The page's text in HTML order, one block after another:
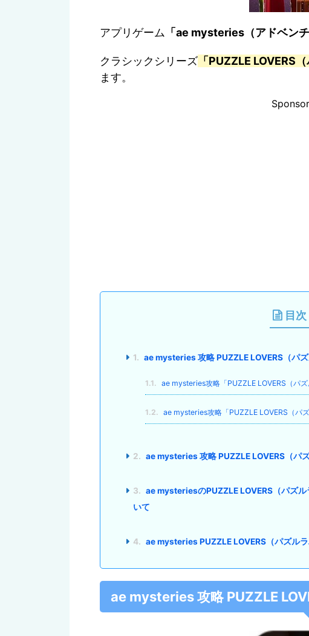
アプリゲーム 「ae mysteries（アドベン
クラシックシリーズ 「PUZZLE LOVERS
ます。
目次
1. ae mysteries 攻略 PUZZLE LOVERS（パ
1.1. ae mysteries攻略「PUZZLE LOVERS（パ
1.2. ae mysteries攻略「PUZZLE LOVERS（パ
2. ae mysteries 攻略 PUZZLE LOVERS（パ
3. ae mysteriesのPUZZLE LOVERS（パズ
いて
4. ae mysteries PUZZLE LOVERS（パズル
ae mysteries 攻略 PUZZLE